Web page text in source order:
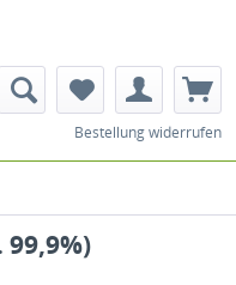
Bestellung widerrufen